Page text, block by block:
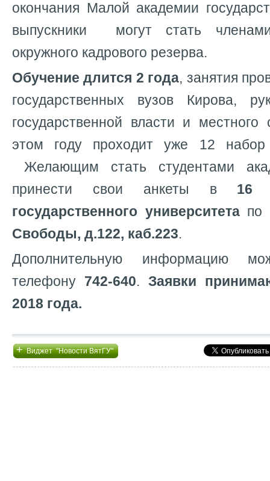
окончания Малой академии
выпускники могут стать
окружного кадрового резерва.
Обучение длится 2 года, занятия
государственных вузов Кирова,
государственной власти и
этом году проходит уже 12
Желающим стать студентами
принести свои анкеты в 16
государственного университетапо
Свободы, д.122, каб.223.
Дополнительную информацию
телефону 742-640. Заявки
2018 года.
+Виджет "Новости ВятГУ"